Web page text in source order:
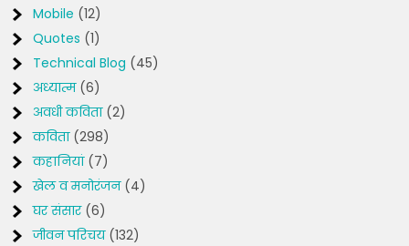
Mobile (12)
Quotes (1)
Technical Blog (45)
अध्यात्म(6)
अवधी कविता(2)
कविता(298)
कहानियां(7)
खेल व मनोरंजन(4)
घर संसार(6)
जीवन परिचय(132)